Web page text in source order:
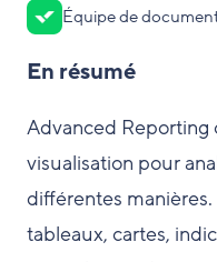
Équipe de
En résumé
Advanced Reporting
visualisation pour
différentes
tableaux, cartes,